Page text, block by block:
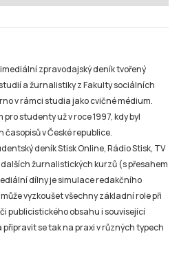
zpravodajský deník tvořený
a žurnalistiky z Fakulty sociálních
v rámci studia jako cvičné médium.
studenty už v roce 1997, kdy byl
v České republice.
deník Stisk Online, Rádio Stisk, TV
žurnalistických kurzů (s přesahem
dílny je simulace redakčního
vyzkoušet všechny základní role při
publicistického obsahu i související
se tak na praxi v různých typech